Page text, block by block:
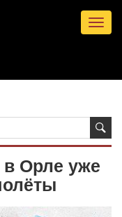
Орле уже